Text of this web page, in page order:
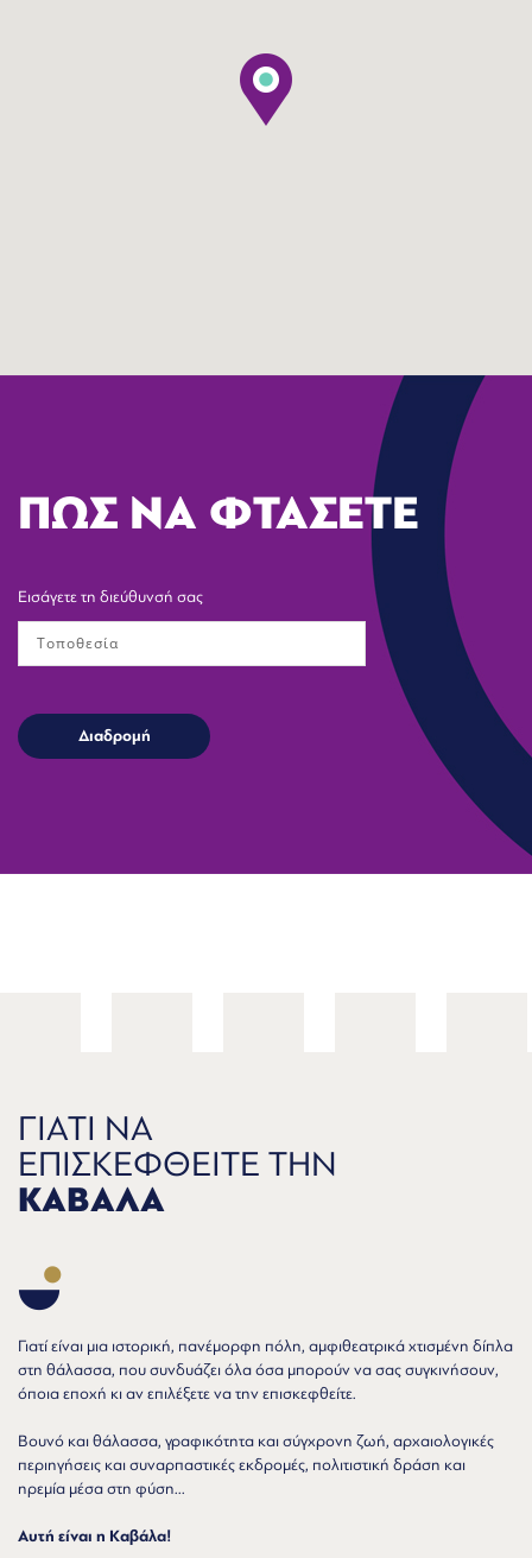
ΠΩΣ ΝΑ ΦΤΑΣΕΤΕ
Εισάγετε τη διεύθυνσή σας
ΓΙΑΤΙ ΝΑ
ΕΠΙΣΚΕΦΘΕΙΤΕ ΤΗΝ
ΚΑΒΑΛΑ
Γιατί είναι μια ιστορική, πανέμορφη πόλη, αμφιθεατρικά χτισμένη δίπλα
στη θάλασσα, που συνδυάζει όλα όσα μπορούν να σας συγκινήσουν,
όποια εποχή κι αν επιλέξετε να την επισκεφθείτε.
Βουνό και θάλασσα, γραφικότητα και σύγχρονη ζωή, αρχαιολογικές
περιηγήσεις και συναρπαστικές εκδρομές, πολιτιστική δράση και
ηρεμία μέσα στη φύση...
Αυτή είναι η Καβάλα!